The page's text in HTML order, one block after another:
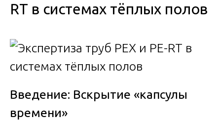
RT в системах тёплых полов
Введение: Вскрытие «капсулы
времени»